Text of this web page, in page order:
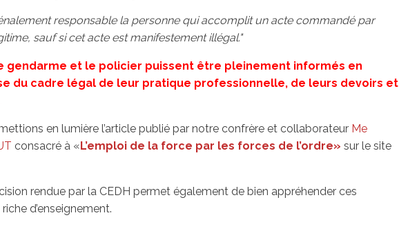
responsable la personne qui accomplit un acte commandé par
sauf si cet acte est manifestement illégal."
gendarme et le policier puissent être pleinement informés en
du cadre légal de leur pratique professionnelle, de leurs devoirs et
en lumière l’article publié par notre confrère et collaborateur Me
consacré à «L’emploi de la force par les forces de l’ordre» sur le site
rendue par la CEDH permet également de bien appréhender ces
d’enseignement.